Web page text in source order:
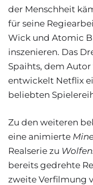
der Menschheit
für seine
Wick und Atomic
inszenieren. Das
Spaihts, dem
entwickelt Netflix
beliebten
Zu den weiteren
eine animierte
Realserie zu
bereits gedrehte
zweite Verfilmung